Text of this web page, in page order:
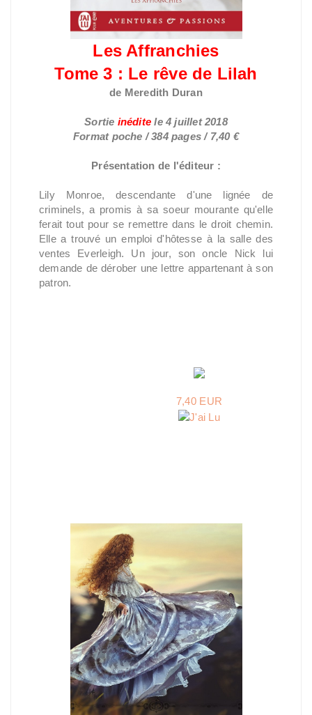
Les Affranchies
Tome 3 : Le rêve de Lilah
de Meredith Duran
Sortie inédite le 4 juillet 2018
Format poche / 384 pages / 7,40 €
Présentation de l'éditeur :
Lily Monroe, descendante d'une lignée de
criminels, a promis à sa soeur mourante qu'elle
ferait tout pour se remettre dans le droit chemin.
Elle a trouvé un emploi d'hôtesse à la salle des
ventes Everleigh. Un jour, son oncle Nick lui
demande de dérober une lettre appartenant à son
patron.
7,40 EUR